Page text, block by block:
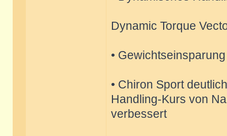
Dynamic Torque
•
• Chiron Sport
Handling-Kurs von
verbessert